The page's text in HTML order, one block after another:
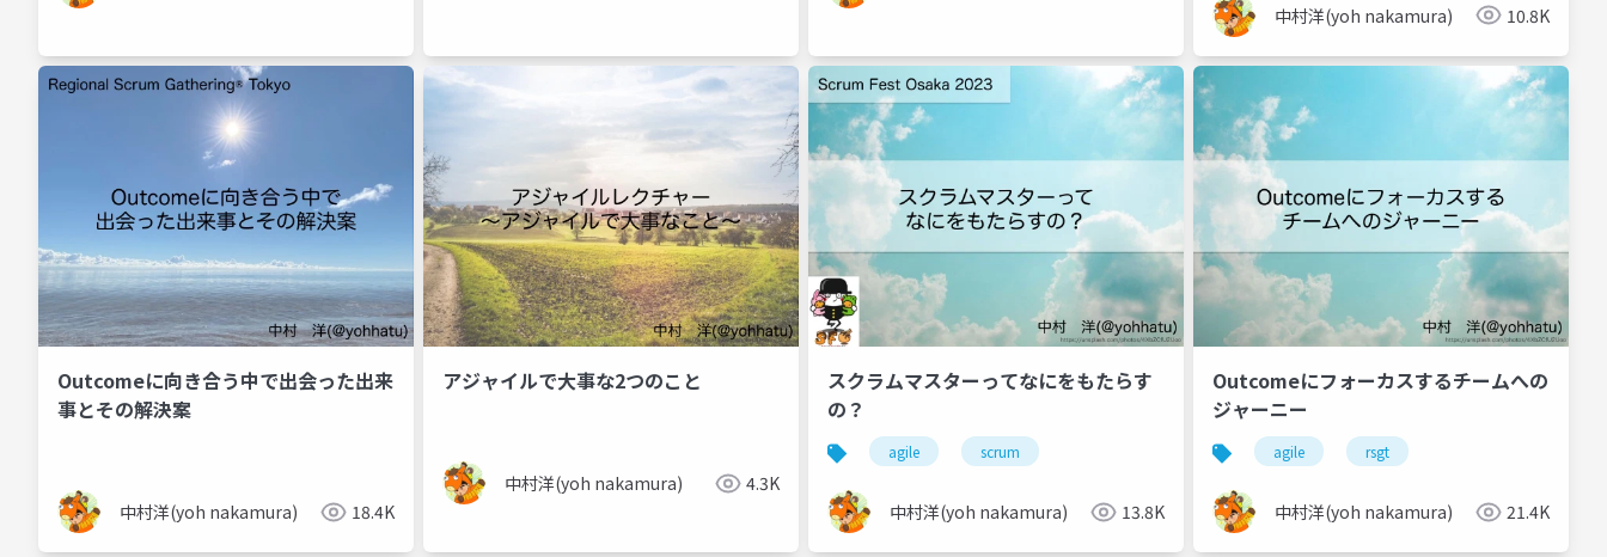
中村洋(yoh nakamura) 10.8K
Outcomeに向き合う中で出会った出来
事とその解決案
中村洋(yoh nakamura) 18.4K
アジャイルで大事な2つのこと
中村洋(yoh nakamura) 4.3K
スクラムマスターってなにをもたらす
の？
agile scrum
中村洋(yoh nakamura) 13.8K
Outcomeにフォーカスするチームへの
ジャーニー
agile rsgt
中村洋(yoh nakamura) 21.4K